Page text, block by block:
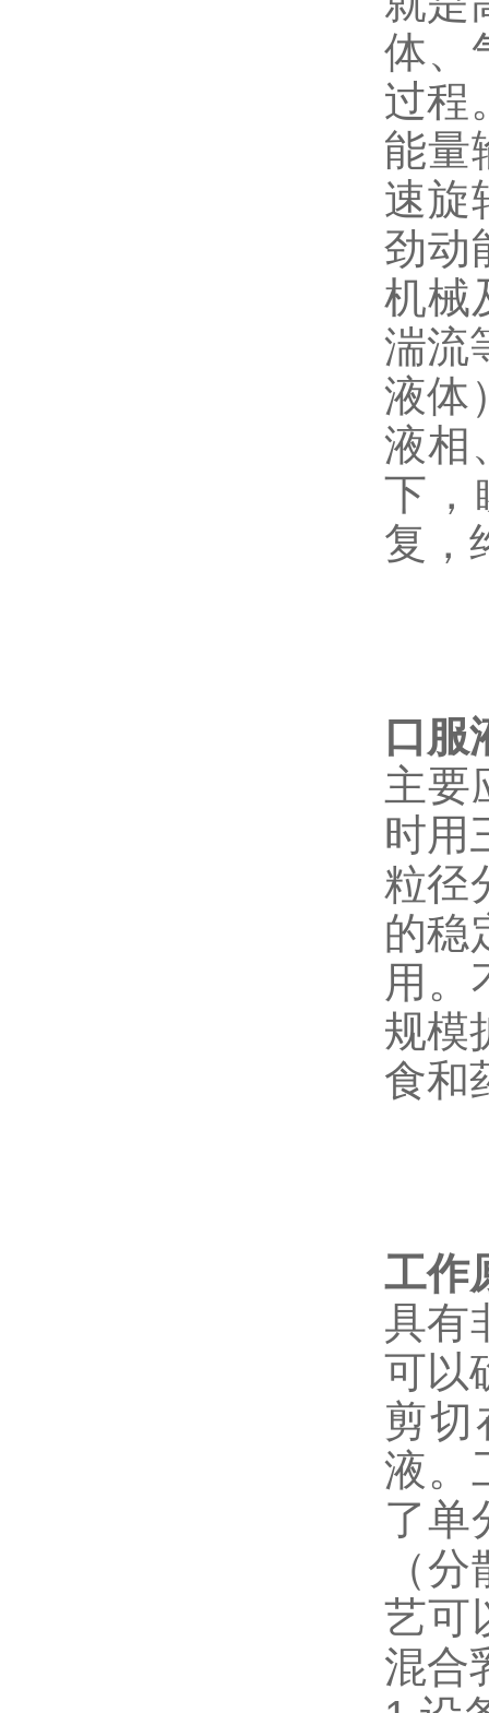
体、
过程
能量
速旋
劲动
机械
湍流
液体
液相
下，
复，
口服
主要
时用
粒径
的稳
用。
规模
食和
工作
具有
可以
剪切
液。
了单
（
艺可
混合